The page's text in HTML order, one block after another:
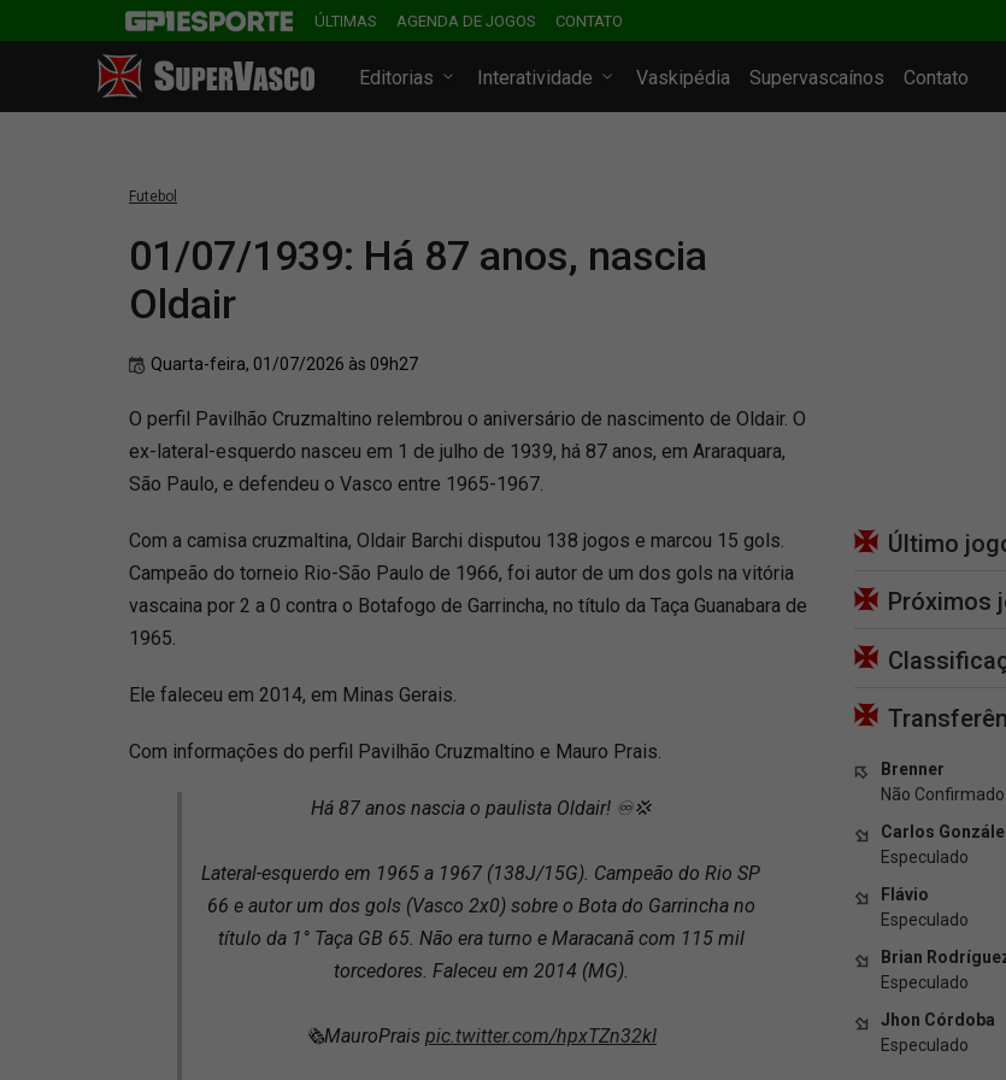
ÚLTIMAS AGENDA DE JOGOS CONTATO
Editorias Interatividade Vaskipédia Supervascaínos Contato
Futebol
01/07/1939: Há 87 anos, nascia
Oldair
Quarta-feira, 01/07/2026 às 09h27
​O perfil Pavilhão Cruzmaltino relembrou o aniversário de nascimento de Oldair. O
ex-lateral-esquerdo nasceu em 1 de julho de 1939, há 87 anos, em Araraquara,
São Paulo, e defendeu o Vasco entre 1965-1967.
Com a camisa cruzmaltina, Oldair Barchi disputou 138 jogos e marcou 15 gols.
Campeão do torneio Rio-São Paulo de 1966, foi autor de um dos gols na vitória
vascaina por 2 a 0 contra o Botafogo de Garrincha, no título da Taça Guanabara de
1965.
Ele faleceu em 2014, em Minas Gerais.
Com informações do perfil Pavilhão Cruzmaltino e Mauro Prais.
Há 87 anos nascia o paulista Oldair! ♾️💢
Lateral-esquerdo em 1965 a 1967 (138J/15G). Campeão do Rio SP
66 e autor um dos gols (Vasco 2x0) sobre o Bota do Garrincha no
título da 1° Taça GB 65. Não era turno e Maracanã com 115 mil
torcedores. Faleceu em 2014 (MG).
🗞MauroPrais pic.twitter.com/hpxTZn32kI
Último
Próximos
Brenner
Não Confirmado
Carlos
Especulado
Flávio
Especulado
Brian
Especulado
Jhon Córdoba
Especulado